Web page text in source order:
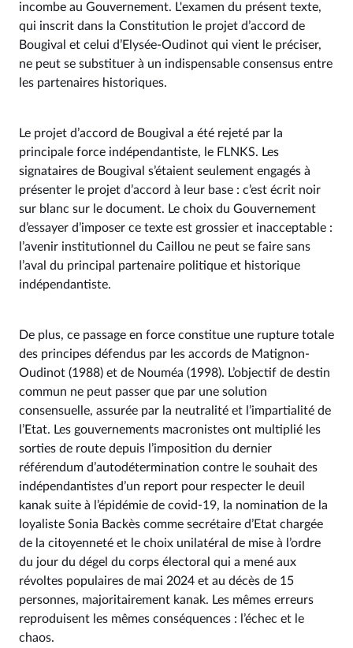
incombe au Gouvernement. L'examen du présent texte,
qui inscrit dans la Constitution le projet d’accord de
Bougival et celui d’Elysée-Oudinot qui vient le préciser,
ne peut se substituer à un indispensable consensus entre
les partenaires historiques.
Le projet d’accord de Bougival a été rejeté par la
principale force indépendantiste, le FLNKS. Les
signataires de Bougival s’étaient seulement engagés à
présenter le projet d’accord à leur base : c’est écrit noir
sur blanc sur le document. Le choix du Gouvernement
d’essayer d’imposer ce texte est grossier et inacceptable :
l’avenir institutionnel du Caillou ne peut se faire sans
l’aval du principal partenaire politique et historique
indépendantiste.
De plus, ce passage en force constitue une rupture totale
des principes défendus par les accords de Matignon-
Oudinot (1988) et de Nouméa (1998). L’objectif de destin
commun ne peut passer que par une solution
consensuelle, assurée par la neutralité et l’impartialité de
l’Etat. Les gouvernements macronistes ont multiplié les
sorties de route depuis l’imposition du dernier
référendum d’autodétermination contre le souhait des
indépendantistes d’un report pour respecter le deuil
kanak suite à l’épidémie de covid-19, la nomination de la
loyaliste Sonia Backès comme secrétaire d’Etat chargée
de la citoyenneté et le choix unilatéral de mise à l’ordre
du jour du dégel du corps électoral qui a mené aux
révoltes populaires de mai 2024 et au décès de 15
personnes, majoritairement kanak. Les mêmes erreurs
reproduisent les mêmes conséquences : l’échec et le
chaos.